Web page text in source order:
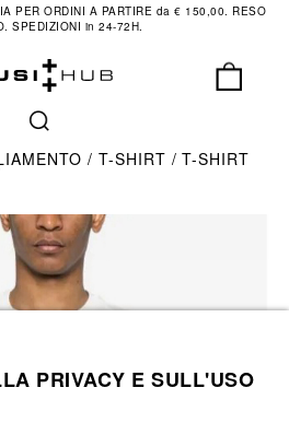
PER ORDINI A PARTIRE da € 150,00. RESO
SPEDIZIONI in 24-72H.
T-SHIRT T-SHIRT
PRIVACY E SULL'USO